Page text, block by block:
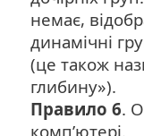
немає,
динамічні
(це також
глибину»).
Правило 6.
комп’ютері.